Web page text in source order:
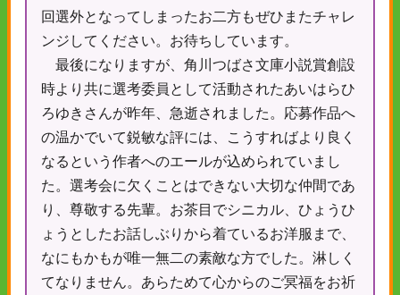
回選外となってしまったお二方もぜひまたチャレ
ンジしてください。お待ちしています。
最後になりますが、角川つばさ文庫小説賞創設
時より共に選考委員として活動されたあいはらひ
ろゆきさんが昨年、急逝されました。応募作品へ
の温かでいて鋭敏な評には、こうすればより良く
なるという作者へのエールが込められていまし
た。選考会に欠くことはできない大切な仲間であ
り、尊敬する先輩。お茶目でシニカル、ひょうひ
ょうとしたお話しぶりから着ているお洋服まで、
なにもかもが唯一無二の素敵な方でした。淋しく
てなりません。あらためて心からのご冥福をお祈